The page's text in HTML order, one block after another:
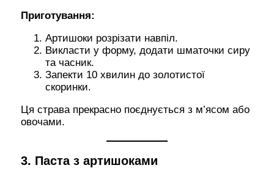
Приготування:
Артишоки розрізати навпіл.
Викласти у форму, додати шматочки сиру
та часник.
Запекти 10 хвилин до золотистої
скоринки.
Ця страва прекрасно поєднується з м’ясом або
овочами.
3. Паста з артишоками